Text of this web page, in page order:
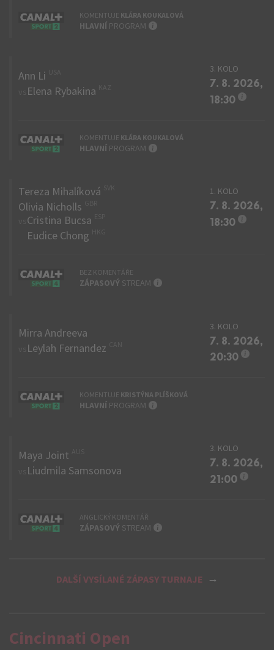
KOMENTUJE KLÁRA KOUKALOVÁ
HLAVNÍ PROGRAM INFO
Ann Li
Elena Rybakina
3. KOLO
7. 8. 2026,
18:30
Info
KOMENTUJE KLÁRA KOUKALOVÁ
HLAVNÍ PROGRAM INFO
Tereza Mihalíková
Olivia Nicholls
Cristina Bucsa
Eudice Chong
1. KOLO
7. 8. 2026,
18:30
Info
BEZ KOMENTÁŘE
ZÁPASOVÝ STREAM INFO
Mirra Andreeva
Leylah Fernandez
3. KOLO
7. 8. 2026,
20:30
Info
KOMENTUJE KRISTÝNA PLÍŠKOVÁ
HLAVNÍ PROGRAM INFO
Maya Joint
Liudmila Samsonova
3. KOLO
7. 8. 2026,
21:00
Info
ANGLICKÝ KOMENTÁŘ
ZÁPASOVÝ STREAM INFO
DALŠÍ VYSÍLANÉ ZÁPASY TURNAJE
Cincinnati Open